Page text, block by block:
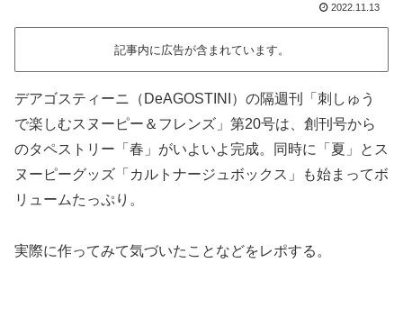
2022.11.13
記事内に広告が含まれています。
デアゴスティーニ（DeAGOSTINI）の隔週刊「刺しゅう
で楽しむスヌーピー＆フレンズ」第20号は、創刊号から
のタペストリー「春」がいよいよ完成。同時に「夏」とス
ヌーピーグッズ「カルトナージュボックス」も始まってボ
リュームたっぷり。
実際に作ってみて気づいたことなどをレポする。